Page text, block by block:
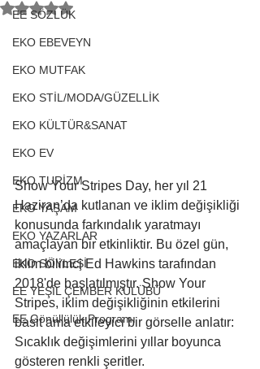
EE SÖZLÜK
EKO EBEVEYN
EKO MUTFAK
EKO STİL/MODA/GÜZELLİK
EKO KÜLTÜR&SANAT
EKO EV
EKO TURİZM
EKO YAŞAM
EKO YAZARLAR
EKO SÖYLEŞİ
EE YEŞİL ÇEMBER KULÜBÜ
EE Gönüllülük Programı
5 üzerinden NaN yıldız
Show Your Stripes Day, her yıl 21
Haziran’da kutlanan ve iklim değişikliği
konusunda farkındalık yaratmayı
amaçlayan bir etkinliktir. Bu özel gün,
iklim bilimci Ed Hawkins tarafından
2018'de başlatılmıştır. Show Your
Stripes, iklim değişikliğinin etkilerini
basit ama etkileyici bir görselle anlatır:
Sıcaklık değişimlerini yıllar boyunca
gösteren renkli şeritler.